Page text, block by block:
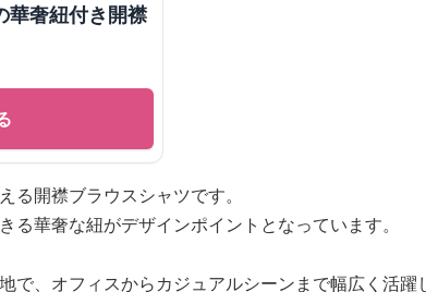
華奢紐付き開襟
る開襟ブラウスシャツです。
る華奢な紐がデザインポイントとなっています。
で、オフィスからカジュアルシーンまで幅広く活躍